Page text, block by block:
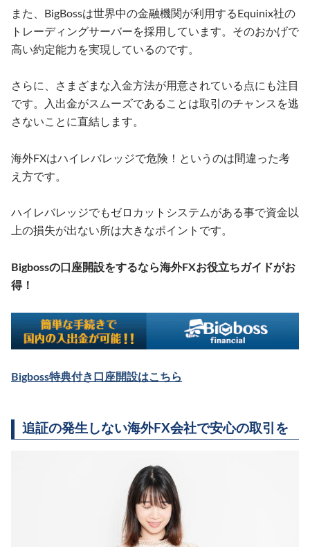
また、BigBossは世界中の金融機関が利用するEquinix社の
トレーディングサーバーを採用しています。そのおかげで
高い約定能力を実現しているのです。
さらに、さまざまな入金方法が用意されている点にも注目
です。入出金がスムーズであることは取引のチャンスを逃
さないことに直結します。
海外FXはハイレバレッジで危険！というのは間違った考
え方です。
ハイレバレッジでもゼロカットシステムがある事で資金以
上の損失が出ない所は大きなポイントです。
Bigbossの口座開設をするなら海外FXお役立ちガイドがお
得！
Bigboss特典付き口座開設はこちら
追証の発生しない海外FX会社で安心の取引を